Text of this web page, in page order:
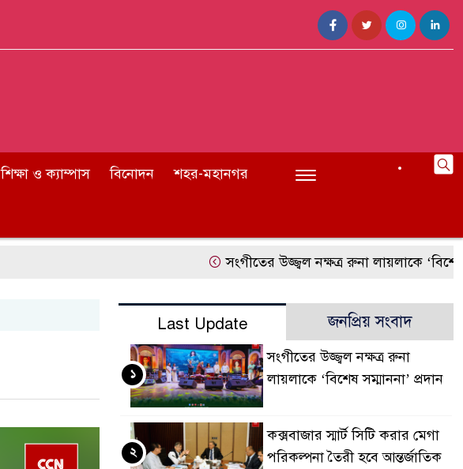
শিক্ষা ও ক্যাম্পাস বিনোদন শহর-মহানগর
সংগীতের উজ্জ্বল নক্ষত্র রুনা লায়লাকে ‘বিশেষ
Last Update জনপ্রিয় সংবাদ
সংগীতের উজ্জ্বল নক্ষত্র রুনা
লায়লাকে ‘বিশেষ সম্মাননা’ প্রদান
১
কক্সবাজার স্মার্ট সিটি করার মেগা
পরিকল্পনা তৈরী হবে আন্তর্জাতিক
২